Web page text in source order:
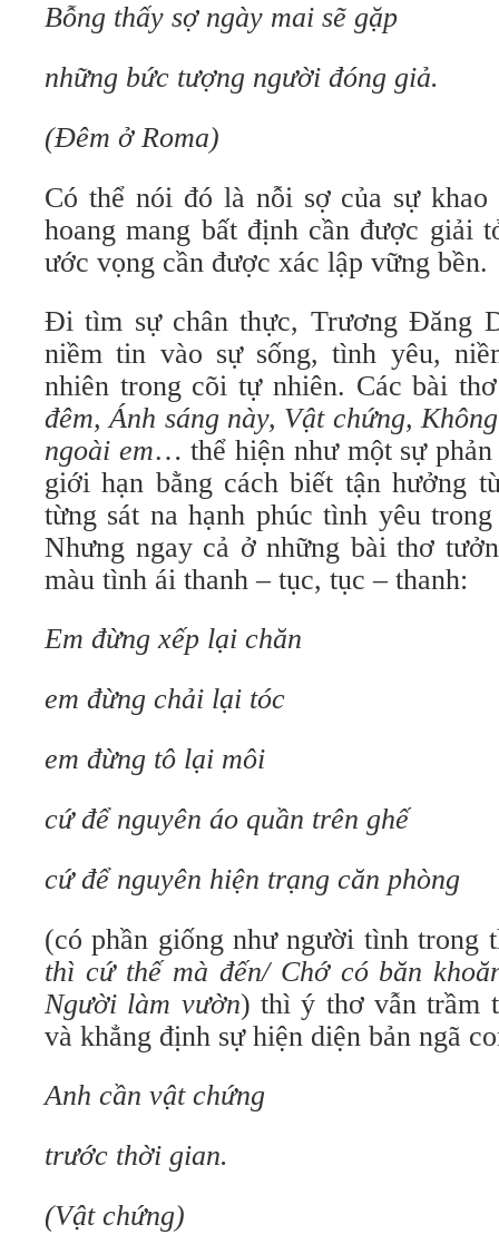
Bỗng thấy sợ ngày mai sẽ gặp
những bức tượng người đóng giả.
(Đêm ở Roma)
Có thể nói đó là nỗi sợ của sự
hoang mang bất định cần được giải
ước vọng cần được xác lập vững bền.
Đi tìm sự chân thực, Trương Đăng
niềm tin vào sự sống, tình yêu,
nhiên trong cõi tự nhiên. Các bài
đêm, Ánh sáng này, Vật chứng,
ngoài em… thể hiện như một sự
giới hạn bằng cách biết tận hưởng
từng sát na hạnh phúc tình yêu
Nhưng ngay cả ở những bài thơ
màu tình ái thanh – tục, tục – thanh:
Em đừng xếp lại chăn
em đừng chải lại tóc
em đừng tô lại môi
cứ để nguyên áo quần trên ghế
cứ để nguyên hiện trạng căn phòng
(có phần giống như người tình trong
thì cứ thế mà đến/ Chớ có băn
Người làm vườn) thì ý thơ vẫn trầm
và khẳng định sự hiện diện bản ngã
Anh cần vật chứng
trước thời gian.
(Vật chứng)